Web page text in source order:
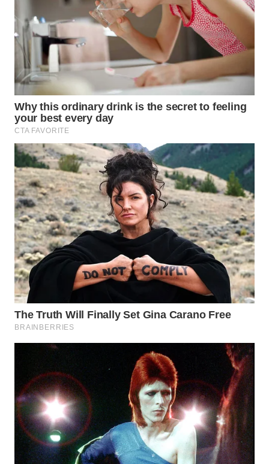
DANAU
TOBA
WN
NIAS
WN
LANGKAT
WN
TAPANULI
SELATAN
WN
TANJUNG
LESUNG
WN
KARO
WN
SIMALUNGUN
LABUHANBATU
WN
TAPANULI
TENGAH
WN DELI